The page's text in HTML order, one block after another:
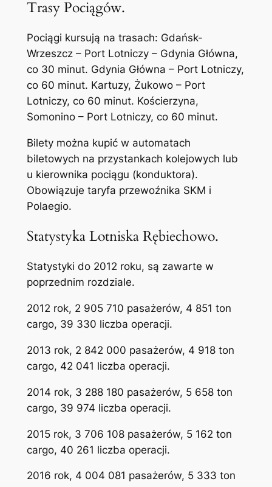
Trasy Pociągów.
Pociągi kursują na trasach: Gdańsk-
Wrzeszcz – Port Lotniczy – Gdynia Główna,
co 30 minut. Gdynia Główna – Port Lotniczy,
co 60 minut. Kartuzy, Żukowo – Port
Lotniczy, co 60 minut. Kościerzyna,
Somonino – Port Lotniczy, co 60 minut.
Bilety można kupić w automatach
biletowych na przystankach kolejowych lub
u kierownika pociągu (konduktora).
Obowiązuje taryfa przewoźnika SKM i
Polaegio.
Statystyka Lotniska Rębiechowo.
Statystyki do 2012 roku, są zawarte w
poprzednim rozdziale.
2012 rok, 2 905 710 pasażerów, 4 851 ton
cargo, 39 330 liczba operacji.
2013 rok, 2 842 000 pasażerów, 4 918 ton
cargo, 42 041 liczba operacji.
2014 rok, 3 288 180 pasażerów, 5 658 ton
cargo, 39 974 liczba operacji.
2015 rok, 3 706 108 pasażerów, 5 162 ton
cargo, 40 261 liczba operacji.
2016 rok, 4 004 081 pasażerów, 5 333 ton